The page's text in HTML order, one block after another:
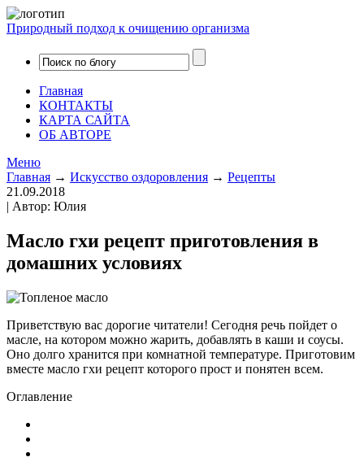
Природный подход к очищению организма
Главная
КОНТАКТЫ
КАРТА САЙТА
ОБ АВТОРЕ
Меню
Главная → Искусство оздоровления → Рецепты
21.09.2018
| Автор: Юлия
Масло гхи рецепт приготовления в
домашних условиях
Приветствую вас дорогие читатели! Сегодня речь пойдет о
масле, на котором можно жарить, добавлять в каши и соусы.
Оно долго хранится при комнатной температуре. Приготовим
вместе масло гхи рецепт которого прост и понятен всем.
Оглавление